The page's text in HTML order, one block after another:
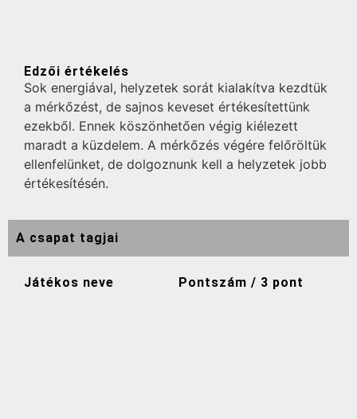
Edzői értékelés
Sok energiával, helyzetek sorát kialakítva kezdtük
a mérkőzést, de sajnos keveset értékesítettünk
ezekből. Ennek köszönhetően végig kiélezett
maradt a küzdelem. A mérkőzés végére felőröltük
ellenfelünket, de dolgoznunk kell a helyzetek jobb
értékesítésén.
A csapat tagjai
Játékos neve Pontszám / 3 pont